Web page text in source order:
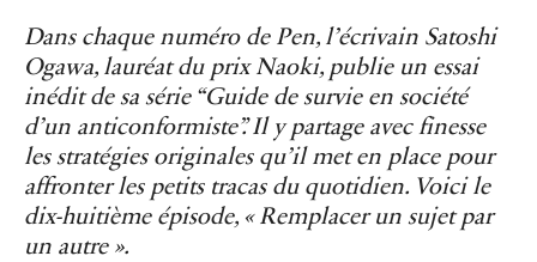
Dans chaque numéro de Pen, l’écrivain Satoshi
Ogawa, lauréat du prix Naoki, publie un essai
inédit de sa série “Guide de survie en société
d’un anticonformiste”. Il y partage avec finesse
les stratégies originales qu’il met en place pour
affronter les petits tracas du quotidien. Voici le
dix-huitième épisode, « Remplacer un sujet par
un autre ».